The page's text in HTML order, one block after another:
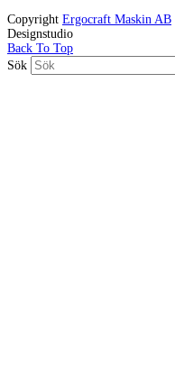
Copyright Ergocraft Maskin AB
Designstudio
Back To Top
Sök